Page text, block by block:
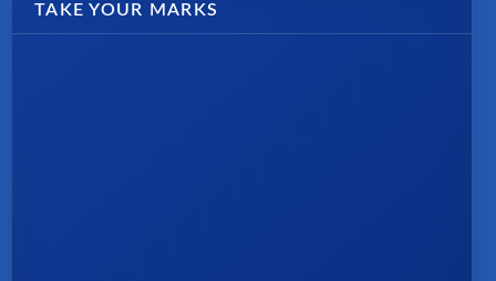
TAKE YOUR MARKS